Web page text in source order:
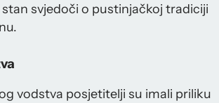
svjedoči o pustinjačkoj tradiciji
vodstva posjetitelji su imali priliku